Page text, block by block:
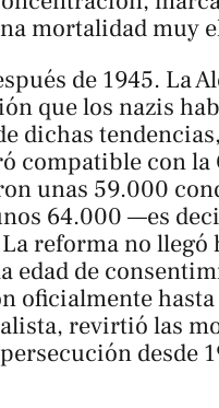
mortalidad muy
de 1945. La
que los nazis
dichas
compatible con
unas 59.000
64.000 —es
reforma no llegó
edad de
oficialmente
revirtió las
desde